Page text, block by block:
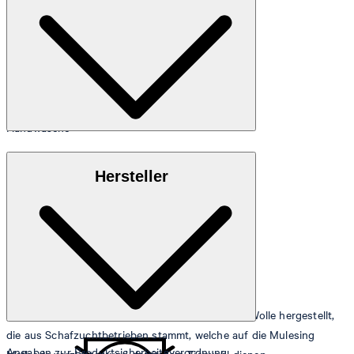
Handwäsche
Dieses Kleidungsstück wurde mit mulesingfreier Wolle hergestellt,
die aus Schafzuchtbetrieben stammt, welche auf die Mulesing
Hersteller